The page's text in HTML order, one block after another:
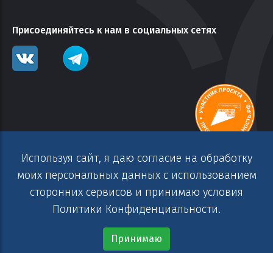
Присоединяйтесь к нам в социальных сетях
Информация на сайте не является публичной офертой.
Политика обработки персональных данных
Разработано в
Используя сайт, я даю согласие на обработку
моих персональных данных с использованием
сторонних сервисов и принимаю условия
Политики Конфиденциальности.
Принимаю